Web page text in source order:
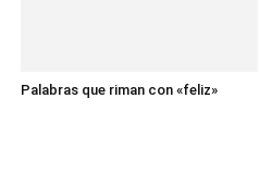
Palabras que riman con «feliz»